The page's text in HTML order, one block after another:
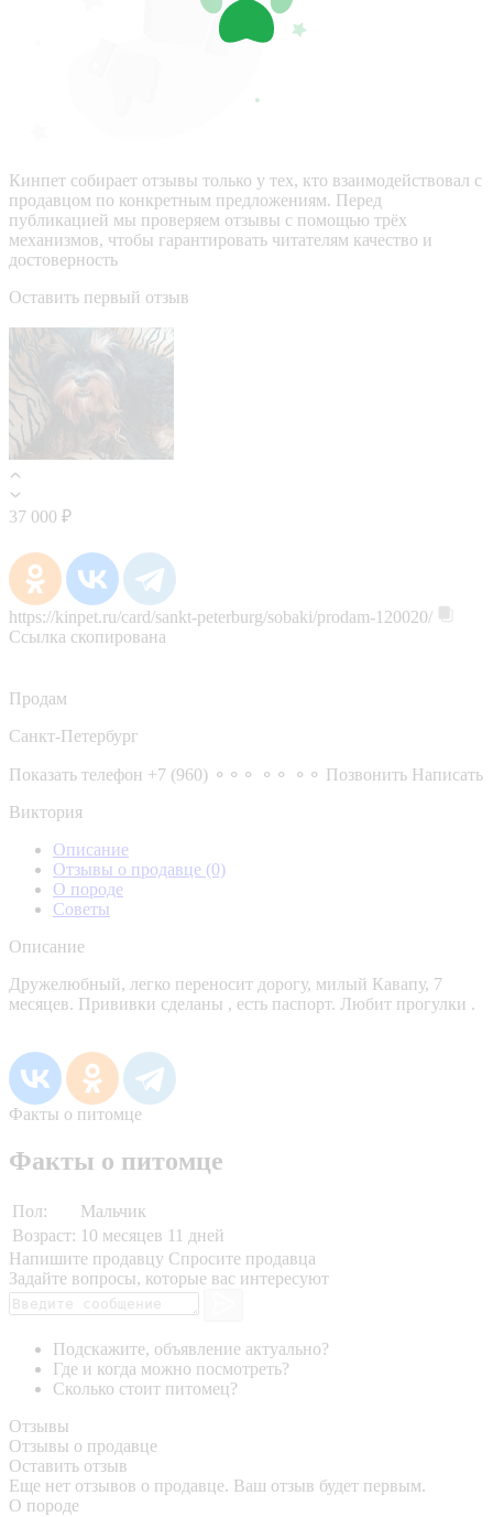
Кинпет собирает отзывы только у тех, кто взаимодействовал с
продавцом по конкретным предложениям. Перед
публикацией мы проверяем отзывы с помощью трёх
механизмов, чтобы гарантировать читателям качество и
достоверность
Оставить первый отзыв
37 000 ₽
https://kinpet.ru/card/sankt-peterburg/sobaki/prodam-120020/
Ссылка скопирована
Продам
Санкт-Петербург
Показать телефон +7 (960) ⚬⚬⚬ ⚬⚬ ⚬⚬ Позвонить Написать
Виктория
Описание
Отзывы о продавце (0)
О породе
Советы
Описание
Дружелюбный, легко переносит дорогу, милый Кавапу, 7
месяцев. Прививки сделаны , есть паспорт. Любит прогулки .
Факты о питомце
Факты о питомце
Пол:
Мальчик
Возраст: 10 месяцев 11 дней
Напишите продавцу Спросите продавца
Задайте вопросы, которые вас интересуют
Подскажите, объявление актуально?
Где и когда можно посмотреть?
Сколько стоит питомец?
Отзывы
Отзывы о продавце
Оставить отзыв
Еще нет отзывов о продавце. Ваш отзыв будет первым.
О породе